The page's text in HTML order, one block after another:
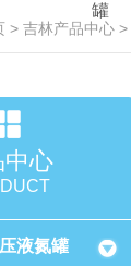
罐
> 吉林产品中心 >
中心
液氮罐